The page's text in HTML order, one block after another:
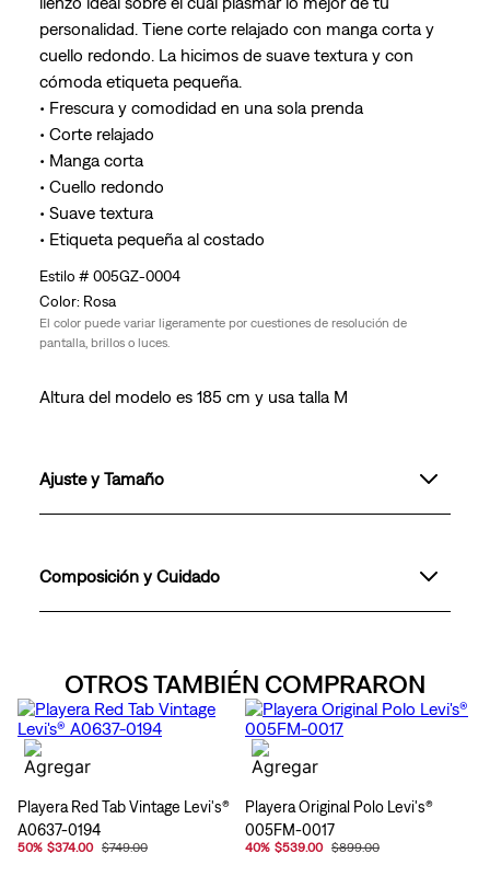
personalidad. Tiene corte relajado con manga corta y
cuello redondo. La hicimos de suave textura y con
cómoda etiqueta pequeña.
• Frescura y comodidad en una sola prenda
• Corte relajado
• Manga corta
• Cuello redondo
• Suave textura
• Etiqueta pequeña al costado
005GZ-0004
Rosa
El color puede variar ligeramente por cuestiones de resolución de
pantalla, brillos o luces.
Altura del modelo es 185 cm y usa talla M
Ajuste y Tamaño
Composición y Cuidado
OTROS TAMBIÉN COMPRARON
Playera Red Tab Vintage Levi's®
A0637-0194
50% $374.00 $749.00
Playera Original Polo Levi's®
005FM-0017
40% $539.00 $899.00